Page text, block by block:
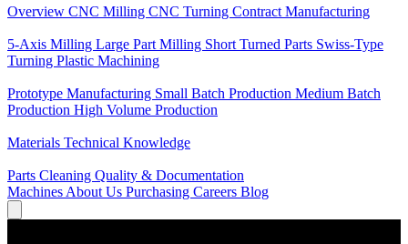
Overview CNC Milling CNC Turning Contract Manufacturing
5-Axis Milling Large Part Milling Short Turned Parts Swiss-Type
Turning Plastic Machining
Prototype Manufacturing Small Batch Production Medium Batch
Production High Volume Production
Materials Technical Knowledge
Parts Cleaning Quality & Documentation
Machines About Us Purchasing Careers Blog